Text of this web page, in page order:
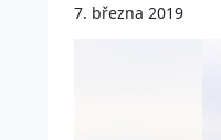
7. března 2019